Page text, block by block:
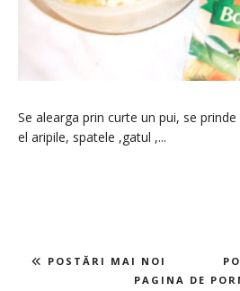
Se alearga prin curte un pui, se
el aripile, spatele ,gatul ,...
POSTĂRI MAI NOI
PAGINA DE